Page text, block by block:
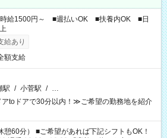
時給1500円～ ■週払いOK ■扶養内OK ■日
給あり
額支給
駅 / 小菅駅 / …
toドアで30分以内！≫ご希望の勤務地を紹介
ば下記シフトもOK！